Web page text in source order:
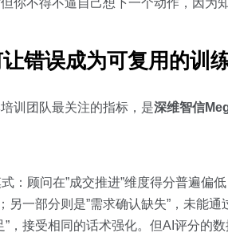
你不得不逼自己想下一个动作，因为
错误成为可复用的训
训团队最关注的指标，是深维智信
：顾问在”成交推进”维度得分普遍偏
另一部分则是”需求确认缺失”，未能
，接受相同的话术强化。但AI评分的